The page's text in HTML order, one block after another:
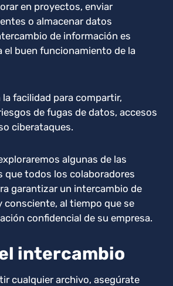
en proyectos, enviar
o almacenar datos
de información es
el buen funcionamiento de la
facilidad para compartir,
de fugas de datos, accesos
ciberataques.
algunas de las
que todos los colaboradores
garantizar un intercambio de
consciente, al tiempo que se
confidencial de su empresa.
intercambio
cualquier archivo, asegúrate